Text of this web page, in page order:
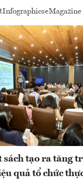
InfographicseMagazine
sách tạo ra tăng
quả tổ chức